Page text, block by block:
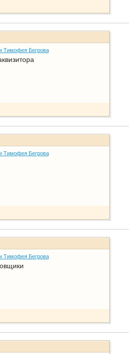
Тимофея Бегрова
Тимофея Бегрова
Тимофея Бегрова